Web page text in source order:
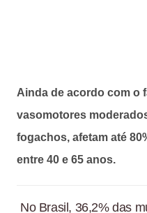
Ainda de acordo com o
vasomotores
fogachos, afetam até
entre 40 e 65 anos.
No Brasil, 36,2% das